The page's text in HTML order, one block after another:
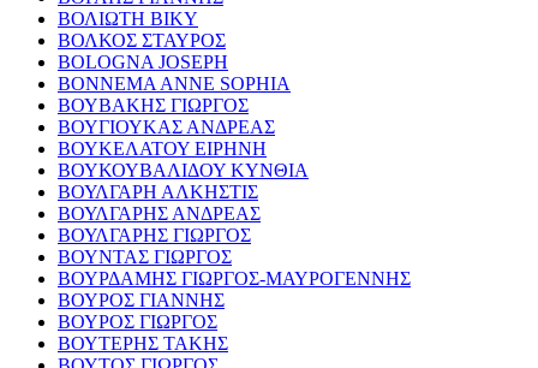
ΒΟΛΙΩΤΗ ΒΙΚΥ
ΒΟΛΚΟΣ ΣΤΑΥΡΟΣ
BOLOGNA JOSEPH
BONNEMA ANNE SOPHIA
ΒΟΥΒΑΚΗΣ ΓΙΩΡΓΟΣ
ΒΟΥΓΙΟΥΚΑΣ ΑΝΔΡΕΑΣ
ΒΟΥΚΕΛΑΤΟΥ ΕΙΡΗΝΗ
ΒΟΥΚΟΥΒΑΛΙΔΟΥ ΚΥΝΘΙΑ
ΒΟΥΛΓΑΡΗ ΑΛΚΗΣΤΙΣ
ΒΟΥΛΓΑΡΗΣ ΑΝΔΡΕΑΣ
ΒΟΥΛΓΑΡΗΣ ΓΙΩΡΓΟΣ
ΒΟΥΝΤΑΣ ΓΙΩΡΓΟΣ
ΒΟΥΡΔΑΜΗΣ ΓΙΩΡΓΟΣ-ΜΑΥΡΟΓΕΝΝΗΣ
ΒΟΥΡΟΣ ΓΙΑΝΝΗΣ
ΒΟΥΡΟΣ ΓΙΩΡΓΟΣ
ΒΟΥΤΕΡΗΣ ΤΑΚΗΣ